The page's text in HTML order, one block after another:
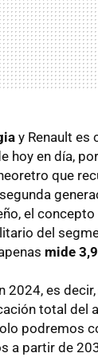
y Renault es
hoy en día,
que
el
del
mide
2024, es
total del
podremos
a partir de